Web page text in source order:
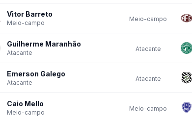
Vitor Barreto
Meio-campo
Meio-campo
Guilherme Maranhão
Atacante
Atacante
Emerson Galego
Atacante
Atacante
Caio Mello
Meio-campo
Meio-campo